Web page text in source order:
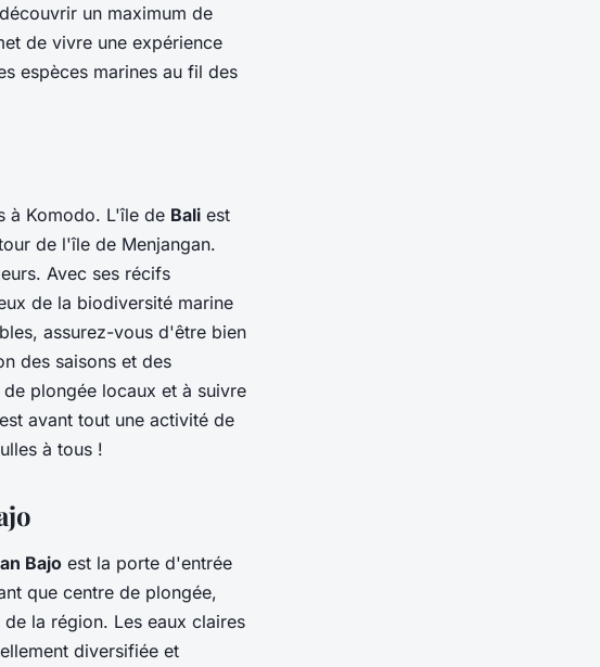
un maximum de
de vivre une expérience
espèces marines au fil des
à Komodo. L'île de Bali est
de l'île de Menjangan.
Avec ses récifs
de la biodiversité marine
assurez-vous d'être bien
des saisons et des
plongée locaux et à suivre
avant tout une activité de
à tous !
Bajo est la porte d'entrée
que centre de plongée,
la région. Les eaux claires
diversifiée et